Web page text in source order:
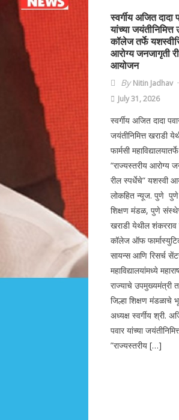
स्वर्गीय अजित दादा
यांच्या
कॉलेज तर्फे
आरोग्य जनजागृती
आयोजन
ByNitin Jadhav
July 31, 2026
स्वर्गीय अजित दादा
जयंतीनिमित्त खराडी
फार्मसी महाविद्यालयातर्फे
“राज्यस्तरीय आरोग्य
रील स्पर्धेचे” यशस्वी
लोकहित न्यूज. पुणे पुणे
शिक्षण मंडळ, पुणे
खराडी येथील
कॉलेज ऑफ
सायन्स आणि रिसर्च
महाविद्यालयांमध्ये
राज्याचे उपमुख्यमंत्री
जिल्हा शिक्षण मंडळाचे
अध्यक्ष स्वर्गीय श्री.
पवार यांच्या
”राज्यस्तरीय […]